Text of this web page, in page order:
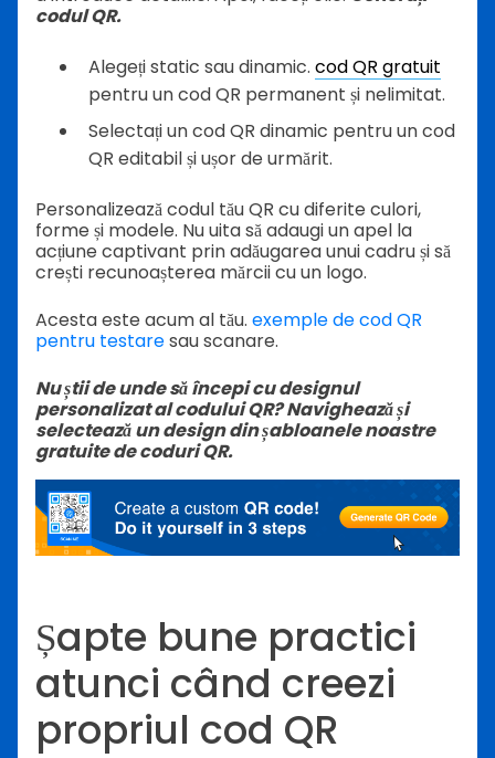
codul QR.
Alegeți static sau dinamic. cod QR gratuit
pentru un cod QR permanent și nelimitat.
Selectați un cod QR dinamic pentru un cod
QR editabil și ușor de urmărit.
Personalizează codul tău QR cu diferite culori,
forme și modele. Nu uita să adaugi un apel la
acțiune captivant prin adăugarea unui cadru și să
crești recunoașterea mărcii cu un logo.
Acesta este acum al tău. exemple de cod QR
pentru testaresau scanare.
Nu știi de unde să începi cu designul
personalizat al codului QR? Navighează și
selectează un design din șabloanele noastre
gratuite de coduri QR.
Șapte bune practici
atunci când creezi
propriul cod QR